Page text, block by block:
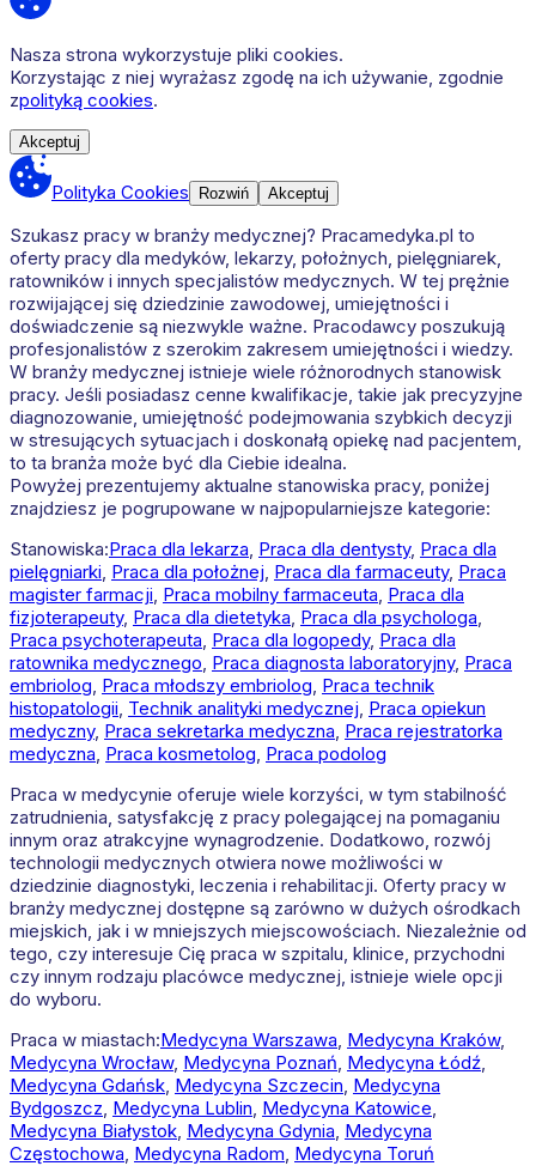
Nasza strona wykorzystuje pliki cookies.
Korzystając z niej wyrażasz zgodę na ich używanie, zgodnie
zpolityką cookies.
Akceptuj
Polityka Cookies Rozwiń Akceptuj
Szukasz pracy w branży medycznej? Pracamedyka.pl to
oferty pracy dla medyków, lekarzy, położnych, pielęgniarek,
ratowników i innych specjalistów medycznych. W tej prężnie
rozwijającej się dziedzinie zawodowej, umiejętności i
doświadczenie są niezwykle ważne. Pracodawcy poszukują
profesjonalistów z szerokim zakresem umiejętności i wiedzy.
W branży medycznej istnieje wiele różnorodnych stanowisk
pracy. Jeśli posiadasz cenne kwalifikacje, takie jak precyzyjne
diagnozowanie, umiejętność podejmowania szybkich decyzji
w stresujących sytuacjach i doskonałą opiekę nad pacjentem,
to ta branża może być dla Ciebie idealna.
Powyżej prezentujemy aktualne stanowiska pracy, poniżej
znajdziesz je pogrupowane w najpopularniejsze kategorie:
Stanowiska:Praca dla lekarza, Praca dla dentysty, Praca dla
pielęgniarki, Praca dla położnej, Praca dla farmaceuty, Praca
magister farmacji, Praca mobilny farmaceuta, Praca dla
fizjoterapeuty, Praca dla dietetyka, Praca dla psychologa,
Praca psychoterapeuta, Praca dla logopedy, Praca dla
ratownika medycznego, Praca diagnosta laboratoryjny, Praca
embriolog, Praca młodszy embriolog, Praca technik
histopatologii, Technik analityki medycznej, Praca opiekun
medyczny, Praca sekretarka medyczna, Praca rejestratorka
medyczna, Praca kosmetolog, Praca podolog
Praca w medycynie oferuje wiele korzyści, w tym stabilność
zatrudnienia, satysfakcję z pracy polegającej na pomaganiu
innym oraz atrakcyjne wynagrodzenie. Dodatkowo, rozwój
technologii medycznych otwiera nowe możliwości w
dziedzinie diagnostyki, leczenia i rehabilitacji. Oferty pracy w
branży medycznej dostępne są zarówno w dużych ośrodkach
miejskich, jak i w mniejszych miejscowościach. Niezależnie od
tego, czy interesuje Cię praca w szpitalu, klinice, przychodni
czy innym rodzaju placówce medycznej, istnieje wiele opcji
do wyboru.
Praca w miastach:Medycyna Warszawa, Medycyna Kraków,
Medycyna Wrocław, Medycyna Poznań, Medycyna Łódź,
Medycyna Gdańsk, Medycyna Szczecin, Medycyna
Bydgoszcz, Medycyna Lublin, Medycyna Katowice,
Medycyna Białystok, Medycyna Gdynia, Medycyna
Częstochowa, Medycyna Radom, Medycyna Toruń